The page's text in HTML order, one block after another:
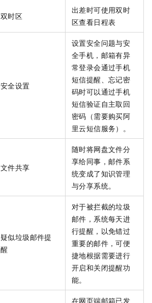
双时区
出差时可使用双时
区查看日程表
安全设置
设置安全问题与安
全手机，邮箱有异
常登录会通过手机
短信提醒、忘记密
码时可以通过手机
短信验证自主取回
密码（需要购买阿
里云短信服务）。
文件共享
随时将网盘文件分
享给同事，邮件系
统变成了知识管理
与分享系统。
疑似垃圾邮件提
醒
对于被拦截的垃圾
邮件，系统每天进
行提醒，以免错过
重要的邮件，可便
捷地根据需要进行
开启和关闭提醒功
能。
在网页端邮箱已发